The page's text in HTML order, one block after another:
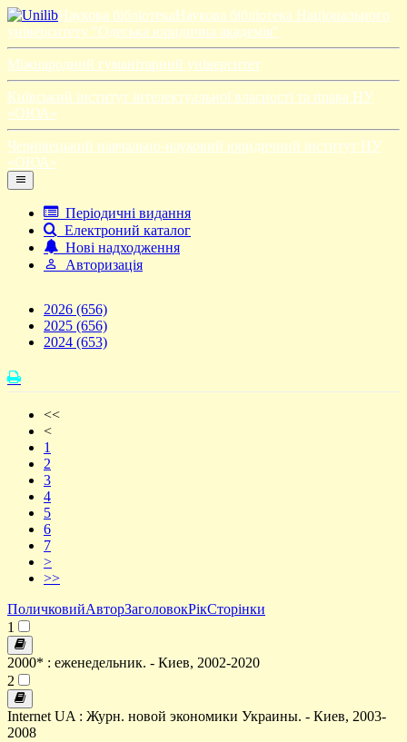
Наукова бібліотекаНаукова бібліотека Національного
університету "Одеська юридична академія"
Міжнародний гуманітарний університет
Київський інститут інтелектуальної власності та права НУ
«ОЮА»
Чернівецький навчально-науковий юридичний інститут НУ
«ОЮА»
Періодичні видання
Електроний каталог
Нові надходження
Авторизація
2026 (656)
2025 (656)
2024 (653)
<<
<
1
2
3
4
5
6
7
>
>>
ПоличковийАвторЗаголовокРікСторінки
1
2000* : еженедельник. - Киев, 2002-2020
2
Internet UA : Журн. новой экономики Украины. - Киев, 2003-
2008